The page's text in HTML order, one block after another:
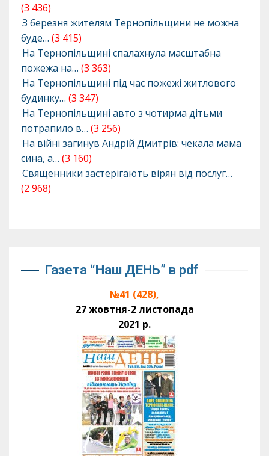
(3 436)
З березня жителям Тернопільщини не можна
буде… (3 415)
На Тернопільщині спалахнула масштабна
пожежа на… (3 363)
На Тернопільщині під час пожежі житлового
будинку… (3 347)
На Тернопільщині авто з чотирма дітьми
потрапило в… (3 256)
На війні загинув Андрій Дмитрів: чекала мама
сина, а… (3 160)
Священники застерігають вірян від послуг…
(2 968)
Газета “Наш ДЕНЬ” в pdf
№41 (428),
27 жовтня-2 листопада
2021 р.